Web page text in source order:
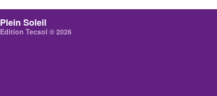
Plein Soleil
Edition Tecsol © 2026